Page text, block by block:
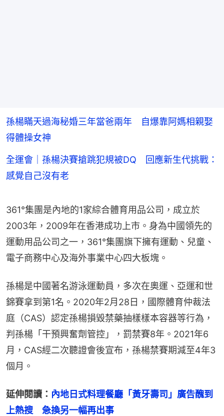
孫楊瞞天過海秘婚三年當爸兩年 自爆靠阿媽相親娶
得體操女神
全運會｜孫楊決賽搶跳犯規被DQ 回應新生代挑戰：
感覺自己沒有老
361°集團是內地的1家綜合體育用品公司，成立於
2003年，2009年在香港成功上市。身為中國領先的
運動用品公司之一，361°集團旗下擁有運動、兒童、
電子商務中心及海外事業中心四大板塊。
孫楊是中國著名游泳運動員，多次在奧運、亞運和世
錦賽拿到第1名。2020年2月28日，國際體育仲裁法
庭（CAS）認定孫楊損毀禁藥抽樣樣本容器等行為，
判孫楊「干預興奮劑管控」，罰禁賽8年。2021年6
月，CAS經二次聽證會後宣布，孫楊禁賽期減至4年3
個月。
延伸閱讀： 內地日式料理餐廳「黃牙壽司」廣告醜到
上熱搜　急換另一幅再出事